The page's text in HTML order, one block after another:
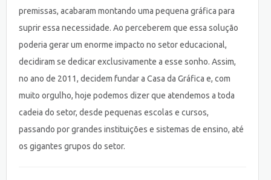
premissas, acabaram montando uma pequena gráfica para
suprir essa necessidade. Ao perceberem que essa solução
poderia gerar um enorme impacto no setor educacional,
decidiram se dedicar exclusivamente a esse sonho. Assim,
no ano de 2011, decidem fundar a Casa da Gráfica e, com
muito orgulho, hoje podemos dizer que atendemos a toda
cadeia do setor, desde pequenas escolas e cursos,
passando por grandes instituições e sistemas de ensino, até
os gigantes grupos do setor.